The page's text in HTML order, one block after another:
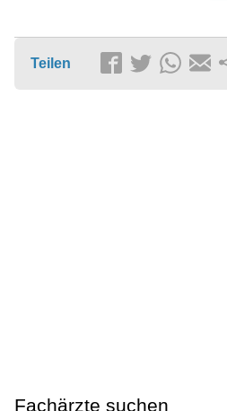
Teilen
Fachärzte suchen